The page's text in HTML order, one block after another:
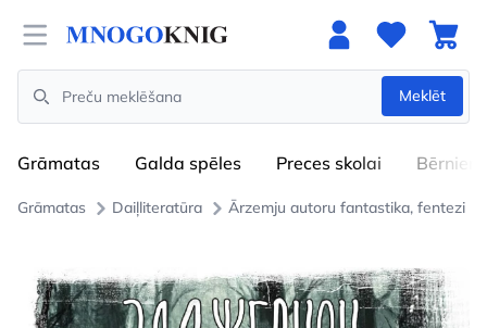
Open menu
Search
Meklēt
Grāmatas Galda spēles Preces skolai Bērniem
Grāmatas Daiļliteratūra Ārzemju autoru fantastika, fentezi